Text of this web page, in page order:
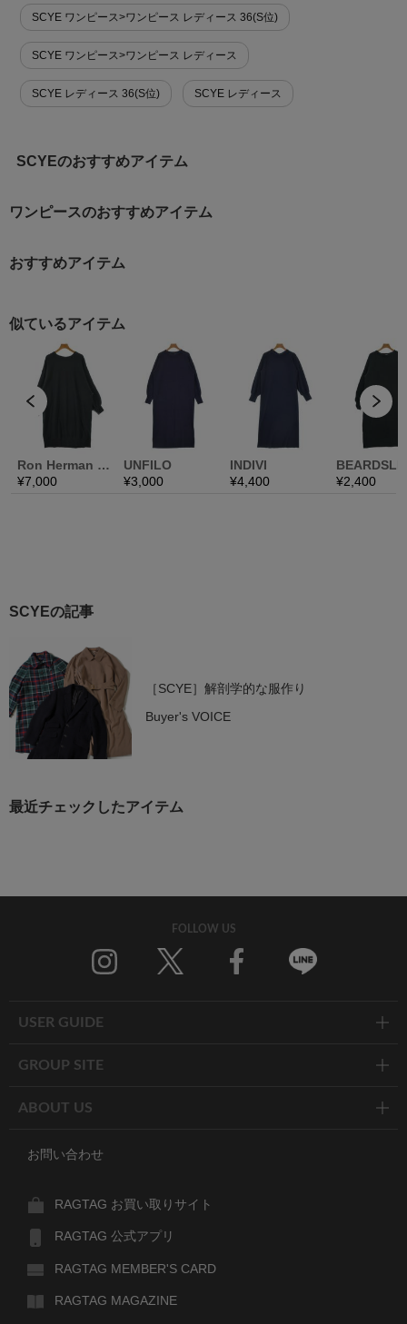
SCYE ワンピース>ワンピース レディース 36(S位)
SCYE ワンピース>ワンピース レディース
SCYE レディース 36(S位) SCYE レディース
SCYEのおすすめアイテム
ワンピースのおすすめアイテム
おすすめアイテム
SCYEの記事
［SCYE］解剖学的な服作り
Buyer's VOICE
最近チェックしたアイテム
FOLLOW US
USER GUIDE
GROUP SITE
ABOUT US
お問い合わせ
RAGTAG お買い取りサイト
RAGTAG 公式アプリ
RAGTAG MEMBER'S CARD
RAGTAG MAGAZINE